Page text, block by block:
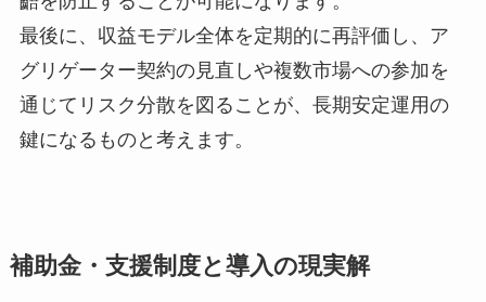
最後に、収益モデル全体を定期的に再評価し、ア
グリゲーター契約の見直しや複数市場への参加を
通じてリスク分散を図ることが、長期安定運用の
鍵になるものと考えます。
補助金・支援制度と導入の現実解